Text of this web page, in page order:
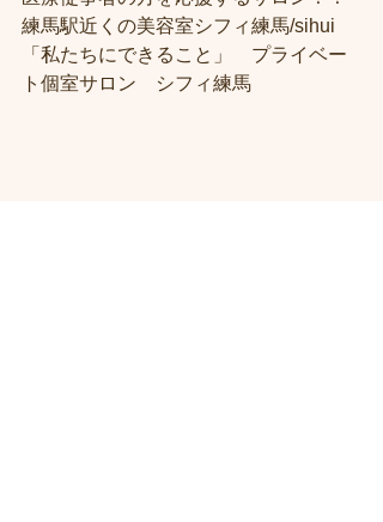
練馬駅近くの美容室シフィ練馬/sihui
「私たちにできること」　プライベー
ト個室サロン　シフィ練馬